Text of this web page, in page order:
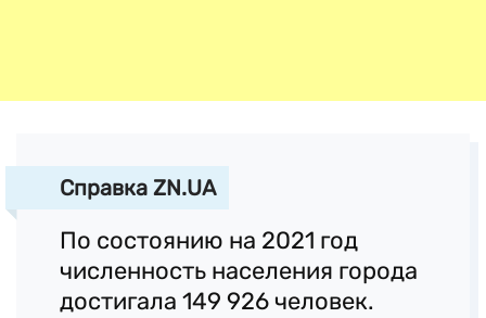
Справка ZN.UA
По состоянию на 2021 год
численность населения города
достигала 149 926 человек.